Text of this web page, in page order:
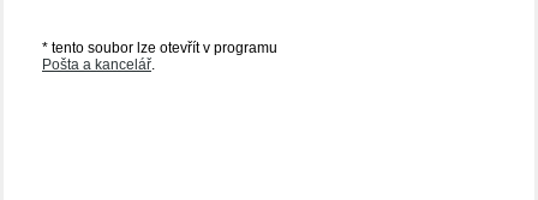
* tento soubor lze otevřít v programu
Pošta a kancelář.